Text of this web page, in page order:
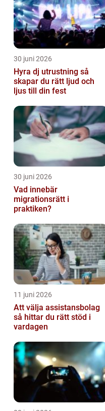
30 juni 2026
Hyra dj utrustning så
skapar du rätt ljud och
ljus till din fest
30 juni 2026
Vad innebär
migrationsrätt i
praktiken?
11 juni 2026
Att välja assistansbolag
så hittar du rätt stöd i
vardagen